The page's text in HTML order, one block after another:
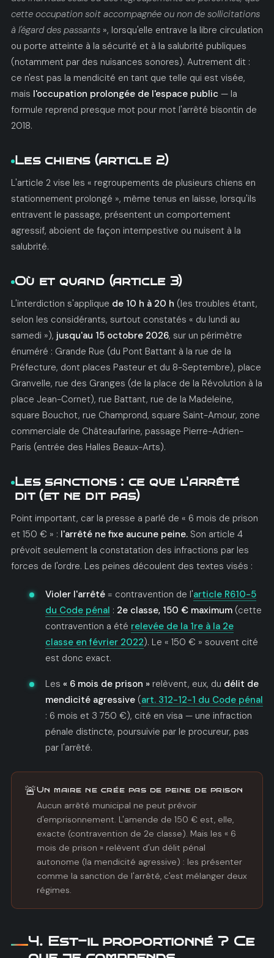
cette occupation soit accompagnée ou non de sollicitations
à l'égard des passants», lorsqu'elle entrave la libre circulation
ou porte atteinte à la sécurité et à la salubrité publiques
(notamment par des nuisances sonores). Autrement dit :
ce n'est pas la mendicité en tant que telle qui est visée,
mais l'occupation prolongée de l'espace public — la
formule reprend presque mot pour mot l'arrêté bisontin de
2018.
Les chiens (article 2)
L'article 2 vise les « regroupements de plusieurs chiens en
stationnement prolongé », même tenus en laisse, lorsqu'ils
entravent le passage, présentent un comportement
agressif, aboient de façon intempestive ou nuisent à la
salubrité.
Où et quand (article 3)
L'interdiction s'applique de 10 h à 20 h (les troubles étant,
selon les considérants, surtout constatés « du lundi au
samedi »), jusqu'au 15 octobre 2026, sur un périmètre
énuméré : Grande Rue (du Pont Battant à la rue de la
Préfecture, dont places Pasteur et du 8-Septembre), place
Granvelle, rue des Granges (de la place de la Révolution à la
place Jean-Cornet), rue Battant, rue de la Madeleine,
square Bouchot, rue Champrond, square Saint-Amour, zone
commerciale de Châteaufarine, passage Pierre-Adrien-
Paris (entrée des Halles Beaux-Arts).
Les sanctions : ce que l'arrêté
dit (et ne dit pas)
Point important, car la presse a parlé de « 6 mois de prison
et 150 € » : l'arrêté ne fixe aucune peine.Son article 4
prévoit seulement la constatation des infractions par les
forces de l'ordre. Les peines découlent des textes visés :
Violer l'arrêté= contravention de l'article R610-5
du Code pénal : 2e classe, 150 € maximum(cette
contravention a été relevée de la 1re à la 2e
classe en février 2022). Le « 150 € » souvent cité
est donc exact.
Les « 6 mois de prison »relèvent, eux, du délit de
mendicité agressive(art. 312-12-1 du Code pénal
: 6 mois et 3 750 €), cité en visa — une infraction
pénale distincte, poursuivie par le procureur, pas
par l'arrêté.
🚨Un maire ne crée pas de peine de prison
Aucun arrêté municipal ne peut prévoir
d'emprisonnement. L'amende de 150 € est, elle,
exacte (contravention de 2e classe). Mais les « 6
mois de prison » relèvent d'un délit pénal
autonome (la mendicité agressive) : les présenter
comme la sanction de l'arrêté, c'est mélanger deux
régimes.
4. Est-il proportionné ? Ce